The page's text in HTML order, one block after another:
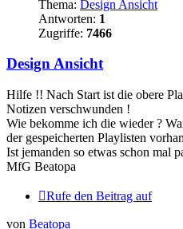
Thema: Design Ansicht
Antworten: 1
Zugriffe: 7466
Design Ansicht
Hilfe !! Nach Start ist die obere
Notizen verschwunden !
Wie bekomme ich die wieder ?
der gespeicherten Playlisten
Ist jemanden so etwas schon mal
MfG Beatopa
Rufe den Beitrag auf
von Beatopa